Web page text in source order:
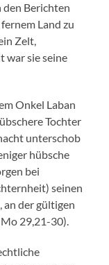
den Berichten
Land zu
Zelt,
war sie seine
Onkel Laban
Tochter
unterschob
hübsche
bei
seinen
an der gültigen
Mo 29,21-30).